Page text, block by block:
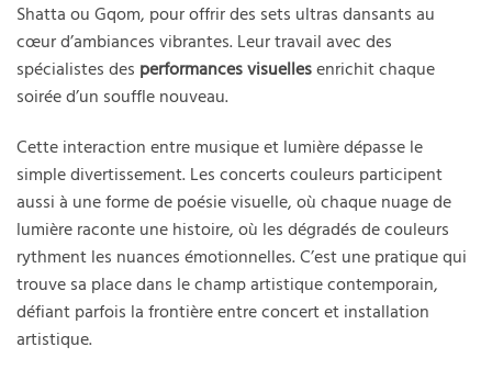
Shatta ou Gqom, pour offrir des sets ultras dansants au
cœur d’ambiances vibrantes. Leur travail avec des
spécialistes des performances visuellesenrichit chaque
soirée d’un souffle nouveau.
Cette interaction entre musique et lumière dépasse le
simple divertissement. Les concerts couleurs participent
aussi à une forme de poésie visuelle, où chaque nuage de
lumière raconte une histoire, où les dégradés de couleurs
rythment les nuances émotionnelles. C’est une pratique qui
trouve sa place dans le champ artistique contemporain,
défiant parfois la frontière entre concert et installation
artistique.